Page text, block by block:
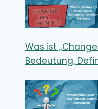
Was ist
Bedeutung,